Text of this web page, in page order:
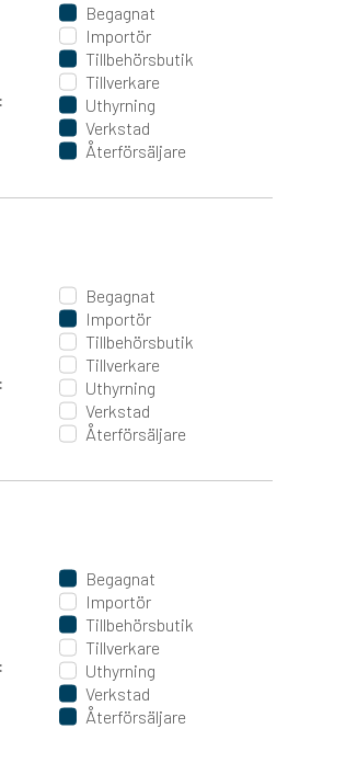
Begagnat
Importör
Tillbehörsbutik
Tillverkare
Uthyrning
Verkstad
Återförsäljare
Begagnat
Importör
Tillbehörsbutik
Tillverkare
Uthyrning
Verkstad
Återförsäljare
Begagnat
Importör
Tillbehörsbutik
Tillverkare
Uthyrning
Verkstad
Återförsäljare